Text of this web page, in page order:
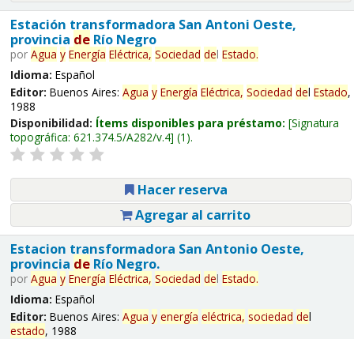
Estación transformadora San Antoni Oeste,
provincia deRío Negro
por Agua y Energía Eléctrica, Sociedad del Estado.
Idioma: Español
Editor: Buenos Aires: Agua y Energía Eléctrica, Sociedad del Estado,
1988
Disponibilidad: Ítems disponibles para préstamo: Signatura
topográfica: 621.374.5/A282/v.4 (1).
Hacer reserva
Agregar al carrito
Estacion transformadora San Antonio Oeste,
provincia deRío Negro.
por Agua y Energía Eléctrica, Sociedad del Estado.
Idioma: Español
Editor: Buenos Aires: Agua y energía eléctrica, sociedad del
estado, 1988